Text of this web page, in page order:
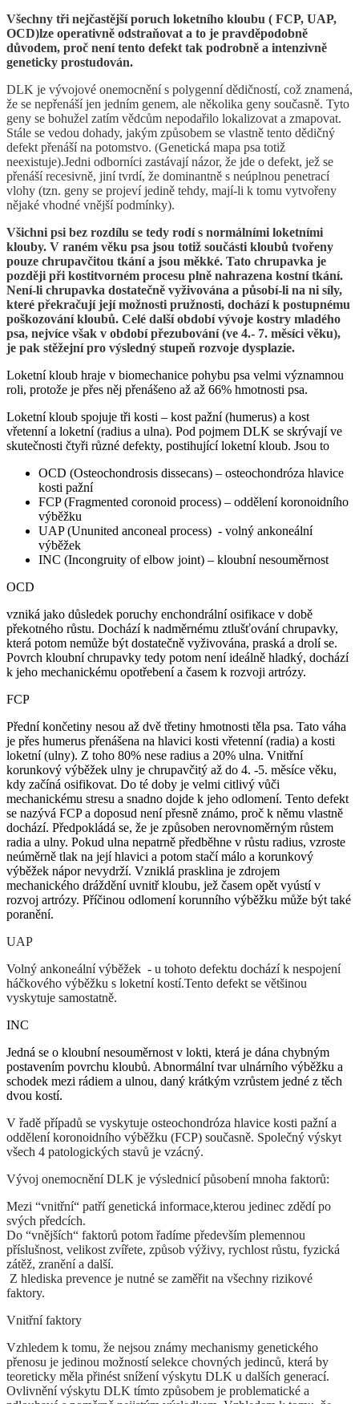
Všechny tři nejčastější poruch loketního kloubu ( FCP, UAP,
OCD)lze operativně odstraňovat a to je pravděpodobně
důvodem, proč není tento defekt tak podrobně a intenzivně
geneticky prostudován.
DLK je vývojové onemocnění s polygenní dědičností, což znamená,
že se nepřenáší jen jedním genem, ale několika geny současně. Tyto
geny se bohužel zatím vědcům nepodařilo lokalizovat a zmapovat.
Stále se vedou dohady, jakým způsobem se vlastně tento dědičný
defekt přenáší na potomstvo. (Genetická mapa psa totiž
neexistuje).Jedni odborníci zastávají názor, že jde o defekt, jež se
přenáší recesivně, jiní tvrdí, že dominantně s neúplnou penetrací
vlohy (tzn. geny se projeví jedině tehdy, mají-li k tomu vytvořeny
nějaké vhodné vnější podmínky).
Všichni psi bez rozdílu se tedy rodí s normálními loketními
klouby. V raném věku psa jsou totiž součásti kloubů tvořeny
pouze chrupavčitou tkání a jsou měkké. Tato chrupavka je
později při kostitvorném procesu plně nahrazena kostní tkání.
Není-li chrupavka dostatečně vyživována a působí-li na ni síly,
které překračují její možnosti pružnosti, dochází k postupnému
poškozování kloubů. Celé další období vývoje kostry mladého
psa, nejvíce však v období přezubování (ve 4.- 7. měsíci věku),
je pak stěžejní pro výsledný stupeň rozvoje dysplazie.
Loketní kloub hraje v biomechanice pohybu psa velmi významnou
roli, protože je přes něj přenášeno až až 66% hmotnosti psa.
Loketní kloub spojuje tři kosti – kost pažní (humerus) a kost
vřetenní a loketní (radius a ulna). Pod pojmem DLK se skrývají ve
skutečnosti čtyři různé defekty, postihující loketní kloub. Jsou to
OCD (Osteochondrosis dissecans) – osteochondróza hlavice
kosti pažní
FCP (Fragmented coronoid process) – oddělení koronoidního
výběžku
UAP (Ununited anconeal process) - volný ankoneální
výběžek
INC (Incongruity of elbow joint) – kloubní nesouměrnost
OCD
vzniká jako důsledek poruchy enchondrální osifikace v době
překotného růstu. Dochází k nadměrnému ztlušťování chrupavky,
která potom nemůže být dostatečně vyživována, praská a drolí se.
Povrch kloubní chrupavky tedy potom není ideálně hladký, dochází
k jeho mechanickému opotřebení a časem k rozvoji artrózy.
FCP
Přední končetiny nesou až dvě třetiny hmotnosti těla psa. Tato váha
je přes humerus přenášena na hlavici kosti vřetenní (radia) a kosti
loketní (ulny). Z toho 80% nese radius a 20% ulna. Vnitřní
korunkový výběžek ulny je chrupavčitý až do 4. -5. měsíce věku,
kdy začíná osifikovat. Do té doby je velmi citlivý vůči
mechanickému stresu a snadno dojde k jeho odlomení. Tento defekt
se nazývá FCP a doposud není přesně známo, proč k němu vlastně
dochází. Předpokládá se, že je způsoben nerovnoměrným růstem
radia a ulny. Pokud ulna nepatrně předběhne v růstu radius, vzroste
neúměrně tlak na její hlavici a potom stačí málo a korunkový
výběžek nápor nevydrží. Vzniklá prasklina je zdrojem
mechanického dráždění uvnitř kloubu, jež časem opět vyústí v
rozvoj artrózy. Příčinou odlomení korunního výběžku může být také
poranění.
UAP
Volný ankoneální výběžek - u tohoto defektu dochází k nespojení
háčkového výběžku s loketní kostí.Tento defekt se většinou
vyskytuje samostatně.
INC
Jedná se o kloubní nesouměrnost v lokti, která je dána chybným
postavením povrchu kloubů. Abnormální tvar ulnárního výběžku a
schodek mezi rádiem a ulnou, daný krátkým vzrůstem jedné z těch
dvou kostí.
V řadě případů se vyskytuje osteochondróza hlavice kosti pažní a
oddělení koronoidního výběžku (FCP) současně. Společný výskyt
všech 4 patologických stavů je vzácný.
Vývoj onemocnění DLK je výslednicí působení mnoha faktorů:
Mezi “vnitřní“ patří genetická informace,kterou jedinec zdědí po
svých předcích.
Do “vnějších“ faktorů potom řadíme především plemennou
příslušnost, velikost zvířete, způsob výživy, rychlost růstu, fyzická
zátěž, zranění a další.
Z hlediska prevence je nutné se zaměřit na všechny rizikové
faktory.
Vnitřní faktory
Vzhledem k tomu, že nejsou známy mechanismy genetického
přenosu je jedinou možností selekce chovných jedinců, která by
teoreticky měla přinést snížení výskytu DLK u dalších generací.
Ovlivnění výskytu DLK tímto způsobem je problematické a